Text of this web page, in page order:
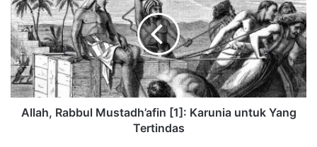
Allah, Rabbul Mustadh’afin [1]: Karunia untuk Yang
Tertindas